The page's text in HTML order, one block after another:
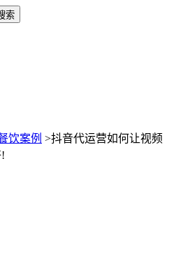
饮案例 >抖音代运营如何让视频